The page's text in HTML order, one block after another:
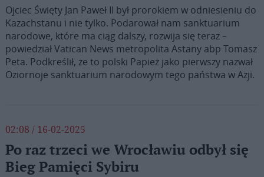
Ojciec Święty Jan Paweł II był prorokiem w odniesieniu do
Kazachstanu i nie tylko. Podarował nam sanktuarium
narodowe, które ma ciąg dalszy, rozwija się teraz –
powiedział Vatican News metropolita Astany abp Tomasz
Peta. Podkreślił, że to polski Papież jako pierwszy nazwał
Oziornoje sanktuarium narodowym tego państwa w Azji.
02:08 / 16-02-2025
Po raz trzeci we Wrocławiu odbył się
Bieg Pamięci Sybiru